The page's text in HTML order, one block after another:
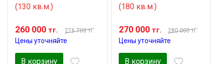
(130 кв.м.)
260 000 тг. 276 700тг.
Цены уточняйте
В корзину
(180 кв.м.)
270 000тг. 280 000тг.
Цены уточняйте
В корзину